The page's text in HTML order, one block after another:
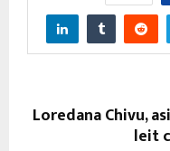
Loredana Chivu,
leit